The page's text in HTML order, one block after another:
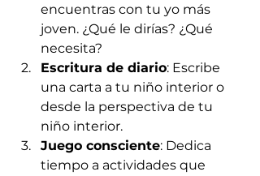
encuentras con tu yo más
joven. ¿Qué le dirías? ¿Qué
necesita?
Escritura de diario: Escribe
una carta a tu niño interior o
desde la perspectiva de tu
niño interior.
Juego consciente: Dedica
tiempo a actividades que